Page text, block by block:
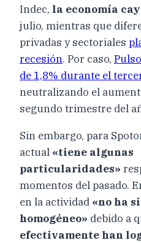
Indec, la economía
julio, mientras que
privadas y sectoriales
recesión. Por caso,
de 1,8% durante el
neutralizando el
segundo trimestre del
Sin embargo, para
actual «tiene algunas
particularidades»
momentos del pasado.
en la actividad «no ha
homogéneo» debido a
efectivamente han